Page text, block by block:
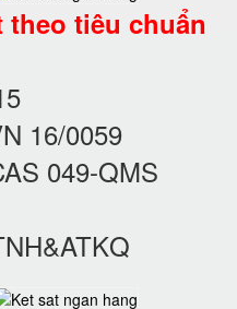
theo tiêu chuẩn
16/0059
049-QMS